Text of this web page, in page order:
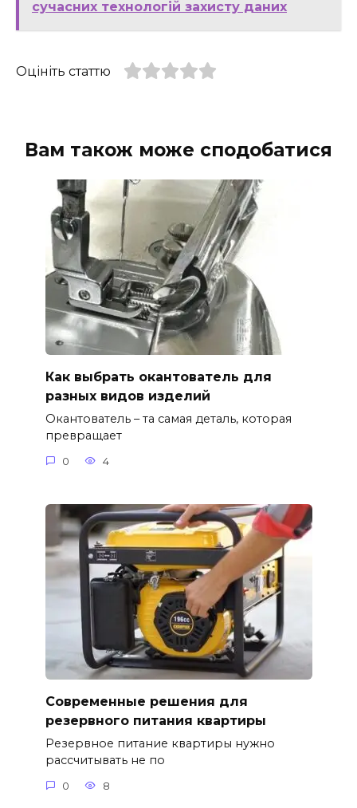
сучасних технологій захисту даних
Оцініть статтю
Вам також може сподобатися
Как выбрать окантователь для
разных видов изделий
Окантователь – та самая деталь, которая
превращает
0 4
Современные решения для
резервного питания квартиры
Резервное питание квартиры нужно
рассчитывать не по
0 8